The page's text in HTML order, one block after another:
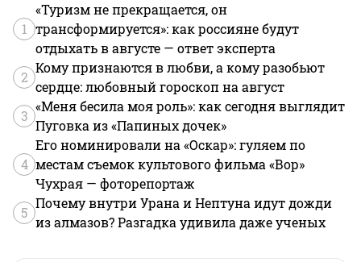
1
«Туризм не прекращается, он
трансформируется»: как россияне будут
отдыхать в августе — ответ эксперта
2
Кому признаются в любви, а кому разобьют
сердце: любовный гороскоп на август
3
«Меня бесила моя роль»: как сегодня выглядит
Пуговка из «Папиных дочек»
4
Его номинировали на «Оскар»: гуляем по
местам съемок культового фильма «Вор»
Чухрая — фоторепортаж
5
Почему внутри Урана и Нептуна идут дожди
из алмазов? Разгадка удивила даже ученых